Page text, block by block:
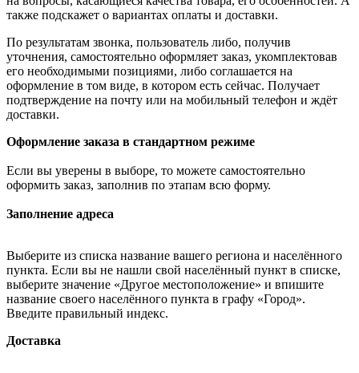
также подскажет о вариантах оплаты и доставки.
По результатам звонка, пользователь либо, получив
уточнения, самостоятельно оформляет заказ, укомплектовав
его необходимыми позициями, либо соглашается на
оформление в том виде, в котором есть сейчас. Получает
подтверждение на почту или на мобильный телефон и ждёт
доставки.
Оформление заказа в стандартном режиме
Если вы уверены в выборе, то можете самостоятельно
оформить заказ, заполнив по этапам всю форму.
Заполнение адреса
Выберите из списка название вашего региона и населённого
пункта. Если вы не нашли свой населённый пункт в списке,
выберите значение «Другое местоположение» и впишите
название своего населённого пункта в графу «Город».
Введите правильный индекс.
Доставка